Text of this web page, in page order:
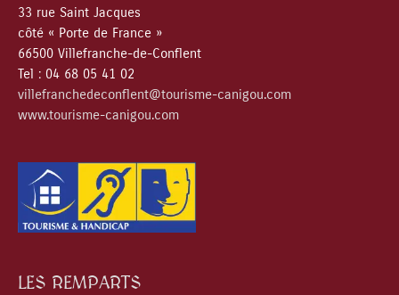
33 rue Saint Jacques
côté « Porte de France »
66500 Villefranche-de-Conflent
Tel : 04 68 05 41 02
villefranchedeconflent@tourisme-canigou.com
www.tourisme-canigou.com
LES REMPARTS